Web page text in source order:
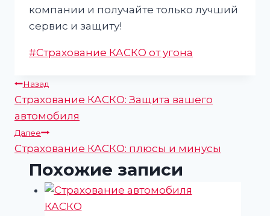
компании и получайте только лучший
сервис и защиту!
Метки
#Страхование КАСКО от угона
Навигация
по
записям
Назад
Страхование КАСКО: Защита вашего
автомобиля
Далее
Страхование КАСКО: плюсы и минусы
Похожие записи